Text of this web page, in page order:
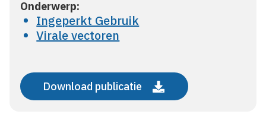
Onderwerp:
Ingeperkt Gebruik
Virale vectoren
Download publicatie